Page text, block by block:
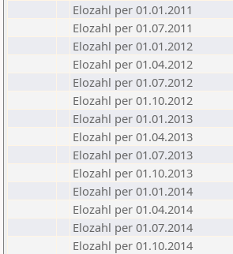
Elozahl per 01.01.2011
Elozahl per 01.07.2011
Elozahl per 01.01.2012
Elozahl per 01.04.2012
Elozahl per 01.07.2012
Elozahl per 01.10.2012
Elozahl per 01.01.2013
Elozahl per 01.04.2013
Elozahl per 01.07.2013
Elozahl per 01.10.2013
Elozahl per 01.01.2014
Elozahl per 01.04.2014
Elozahl per 01.07.2014
Elozahl per 01.10.2014